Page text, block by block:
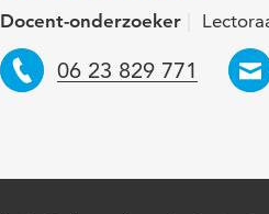
Docent-onderzoeker
Telefoon
06 23 829 771